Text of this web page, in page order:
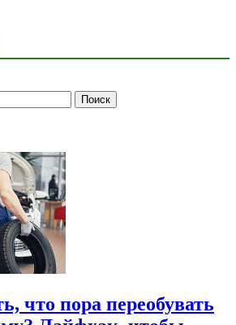
что пора переобувать